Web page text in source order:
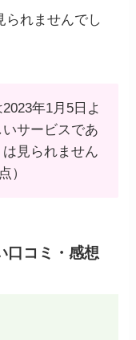
られませんでし
年1月5日よ
サービスであ
見られません
）
口コミ・感想